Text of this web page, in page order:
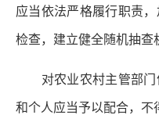
应当依法严格履行职责
检查，建立健全随机抽查
对农业农村主管部门
和个人应当予以配合，不